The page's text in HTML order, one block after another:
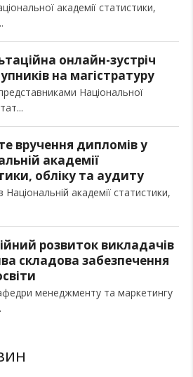
академії статистики,
онлайн-зустріч
на магістратуру
Національної
вручення дипломів у
академії
обліку та аудиту
Національній академії статистики,
розвиток викладачів
складова забезпечення
менеджменту та маркетингу